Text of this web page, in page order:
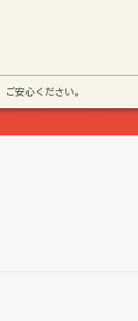
安心ください。